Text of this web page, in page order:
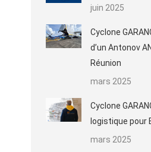
juin 2025
Cyclone
d’un Antonov
Réunion
mars 2025
Cyclone
logistique pour
mars 2025